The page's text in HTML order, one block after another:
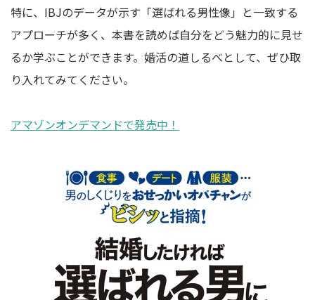
特に、IBJのデータが示す「選ばれる男性像」と一致する
アプローチが多く、本書を読めば自分をどう魅力的に見せ
るか学ぶことができます。婚活の道しるべとして、ぜひ取
り入れてみてください。
アマゾンオンデマンドで発売中！